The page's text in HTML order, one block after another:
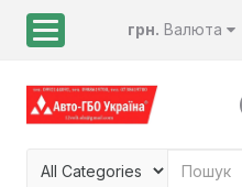
грн. Валюта